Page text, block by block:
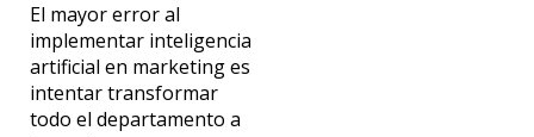
El mayor error al
implementar inteligencia
artificial en marketing es
intentar transformar
todo el departamento a